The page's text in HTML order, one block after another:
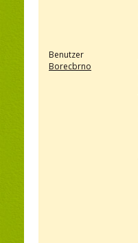
Benutzer
Borecbrno